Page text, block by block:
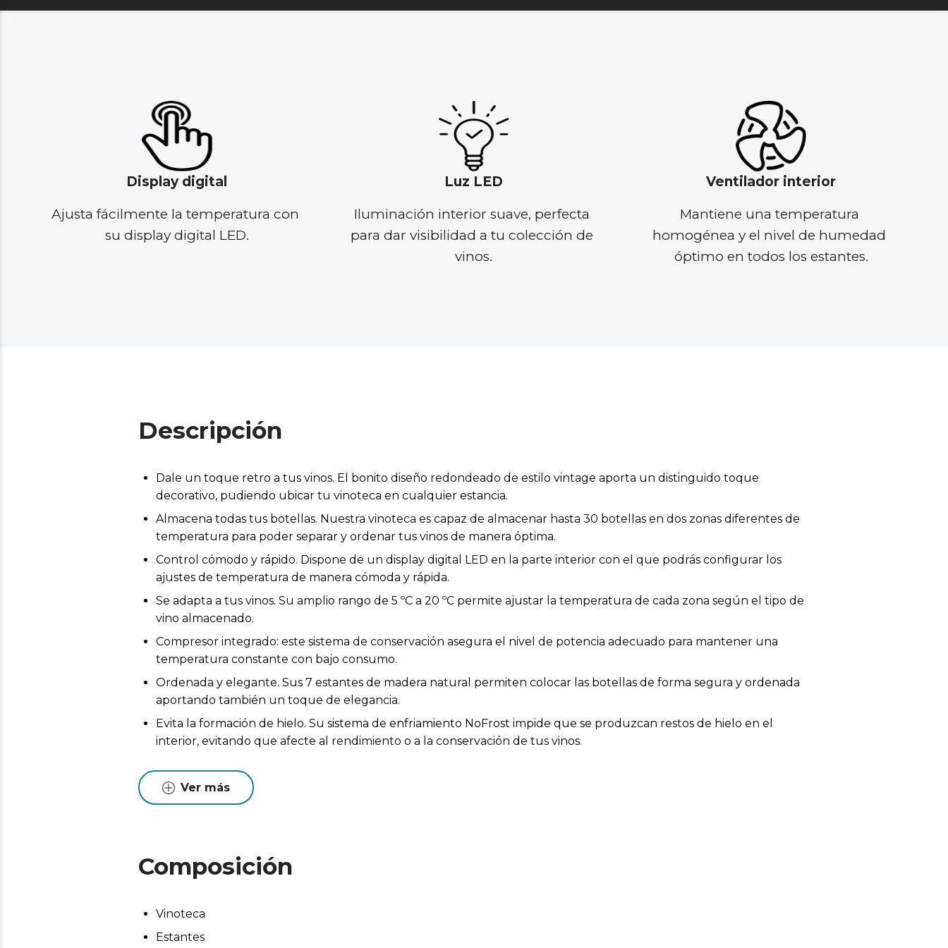
Display digital
Ajusta fácilmente la temperatura con
su display digital LED.
Luz LED
Iluminación interior suave, perfecta
para dar visibilidad a tu colección de
vinos.
Ventilador interior
Mantiene una temperatura
homogénea y el nivel de humedad
óptimo en todos los estantes.
Descripción
Dale un toque retro a tus vinos. El bonito diseño redondeado de estilo vintage aporta un distinguido toque
decorativo, pudiendo ubicar tu vinoteca en cualquier estancia.
Almacena todas tus botellas. Nuestra vinoteca es capaz de almacenar hasta 30 botellas en dos zonas diferentes de
temperatura para poder separar y ordenar tus vinos de manera óptima.
Control cómodo y rápido. Dispone de un display digital LED en la parte interior con el que podrás configurar los
ajustes de temperatura de manera cómoda y rápida.
Se adapta a tus vinos. Su amplio rango de 5 ºC a 20 ºC permite ajustar la temperatura de cada zona según el tipo de
vino almacenado.
Compresor integrado: este sistema de conservación asegura el nivel de potencia adecuado para mantener una
temperatura constante con bajo consumo.
Ordenada y elegante. Sus 7 estantes de madera natural permiten colocar las botellas de forma segura y ordenada
aportando también un toque de elegancia.
Evita la formación de hielo. Su sistema de enfriamiento NoFrost impide que se produzcan restos de hielo en el
interior, evitando que afecte al rendimiento o a la conservación de tus vinos.
visibilidad y que puedas encontrar fácilmente la botella que quieras.
Humedad y temperatura ideales. Gracias a la asistencia del ventilador interior, podrás mantener una temperatura
Ver más
Composición
Vinoteca
Estantes